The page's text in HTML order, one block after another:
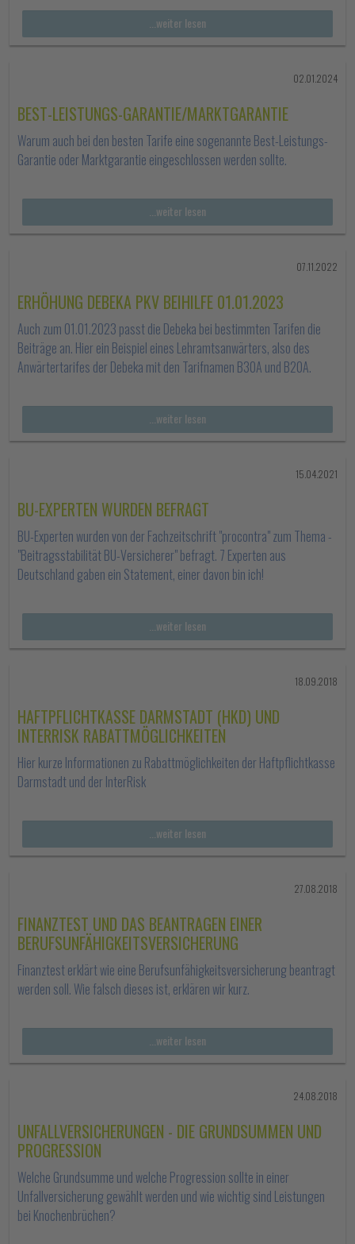
...weiter lesen
02.01.2024
BEST-LEISTUNGS-GARANTIE/MARKTGARANTIE
Warum auch bei den besten Tarife eine sogenannte Best-Leistungs-
Garantie oder Marktgarantie eingeschlossen werden sollte.
...weiter lesen
07.11.2022
ERHÖHUNG DEBEKA PKV BEIHILFE 01.01.2023
Auch zum 01.01.2023 passt die Debeka bei bestimmten Tarifen die
Beiträge an. Hier ein Beispiel eines Lehramtsanwärters, also des
Anwärtertarifes der Debeka mit den Tarifnamen B30A und B20A.
...weiter lesen
15.04.2021
BU-EXPERTEN WURDEN BEFRAGT
BU-Experten wurden von der Fachzeitschrift "procontra" zum Thema -
"Beitragsstabilität BU-Versicherer" befragt. 7 Experten aus
Deutschland gaben ein Statement, einer davon bin ich!
...weiter lesen
18.09.2018
HAFTPFLICHTKASSE DARMSTADT (HKD) UND
INTERRISK RABATTMÖGLICHKEITEN
Hier kurze Informationen zu Rabattmöglichkeiten der Haftpflichtkasse
Darmstadt und der InterRisk
...weiter lesen
27.08.2018
FINANZTEST UND DAS BEANTRAGEN EINER
BERUFSUNFÄHIGKEITSVERSICHERUNG
Finanztest erklärt wie eine Berufsunfähigkeitsversicherung beantragt
werden soll. Wie falsch dieses ist, erklären wir kurz.
...weiter lesen
24.08.2018
UNFALLVERSICHERUNGEN - DIE GRUNDSUMMEN UND
PROGRESSION
Welche Grundsumme und welche Progression sollte in einer
Unfallversicherung gewählt werden und wie wichtig sind Leistungen
bei Knochenbrüchen?